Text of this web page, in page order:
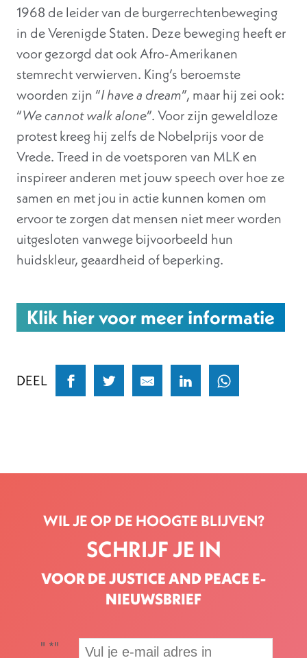
1968 de leider van de burgerrechtenbeweging
in de Verenigde Staten. Deze beweging heeft er
voor gezorgd dat ook Afro-Amerikanen
stemrecht verwierven. King’s beroemste
woorden zijn “I have a dream”, maar hij zei ook:
“We cannot walk alone”. Voor zijn geweldloze
protest kreeg hij zelfs de Nobelprijs voor de
Vrede. Treed in de voetsporen van MLK en
inspireer anderen met jouw speech over hoe ze
samen en met jou in actie kunnen komen om
ervoor te zorgen dat mensen niet meer worden
uitgesloten vanwege bijvoorbeeld hun
huidskleur, geaardheid of beperking.
Klik hier voor meer informatie
DEEL
WIL JE OP DE HOOGTE BLIJVEN?
SCHRIJF JE IN
VOOR DE JUSTICE AND PEACE E-
NIEUWSBRIEF
" *"